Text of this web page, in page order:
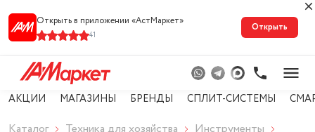
Открыть в приложении «АстМарке‪т‬»
41
Открыть
АКЦИИ МАГАЗИНЫ БРЕНДЫ СПЛИТ-СИСТЕМЫ